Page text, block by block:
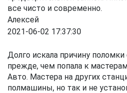
все чисто и современно.
Алексей
2021-06-02 17:37:30
Долго искала причину
прежде, чем попала к
Авто. Мастера на других
полмашины, но так и не